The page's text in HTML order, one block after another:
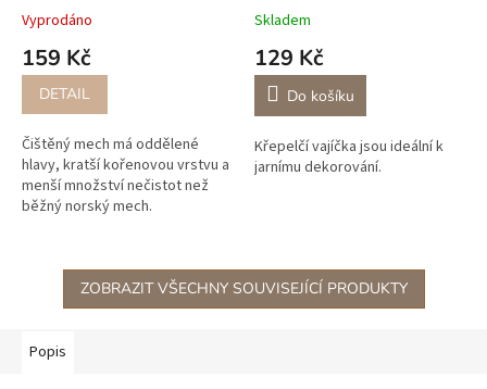
Vyprodáno
159 Kč
DETAIL
Čištěný mech má oddělené
hlavy, kratší kořenovou vrstvu a
menší množství nečistot než
běžný norský mech.
Skladem
129 Kč
Do košíku
Křepelčí vajíčka jsou ideální k
jarnímu dekorování.
ZOBRAZIT VŠECHNY SOUVISEJÍCÍ PRODUKTY
Popis